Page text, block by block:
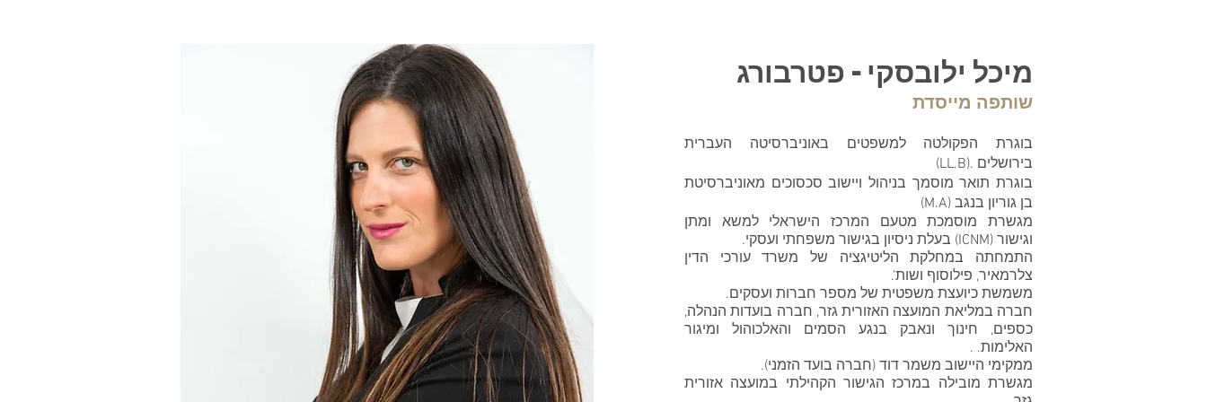
מיכל ילובסקי - פטרבורג
שותפה מייסדת
בוגרת הפקולטה למשפטים באוניברסיטה העברית
בירושלים .(LL.B)
בוגרת תואר מוסמך בניהול ויישוב סכסוכים מאוניברסיטת
בן גוריון בנגב (M.A)
מגשרת מוסמכת מטעם המרכז הישראלי למשא ומתן
וגישור (ICNM) בעלת ניסיון בגישור משפחתי ועסקי.
התמחתה במחלקת הליטיגציה של משרד עורכי הדין
צלרמאיר, פילוסוף ושות'.
משמשת כיועצת משפטית של מספר חברות ועסקים.
חברה במליאת המועצה האזורית גזר, חברה בועדות הנהלה,
כספים, חינוך ונאבק בנגע הסמים והאלכוהול ומיגור
האלימות. .
ממקימי היישוב משמר דוד (חברה בועד הזמני).
מגשרת מובילה במרכז הגישור הקהילתי במועצה אזורית